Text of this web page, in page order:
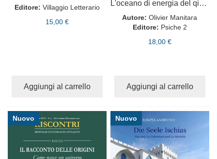
Editore: Villaggio Letterario
15,00 €
Aggiungi al carrello
L'oceano di energia del qigong esseno
Autore: Olivier Manitara
Editore: Psiche 2
18,00 €
Aggiungi al carrello
Nuovo Nuovo